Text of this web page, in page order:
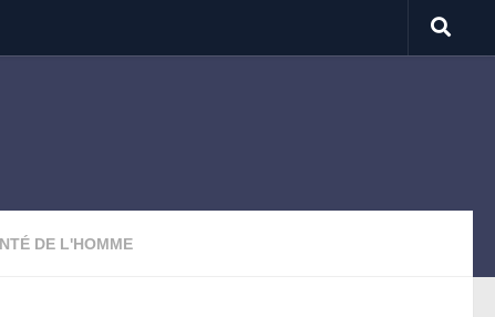
DE L'HOMME